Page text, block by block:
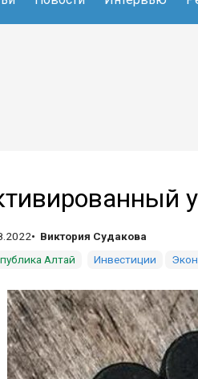
Виктория Судакова
Алтай
Инвестиции